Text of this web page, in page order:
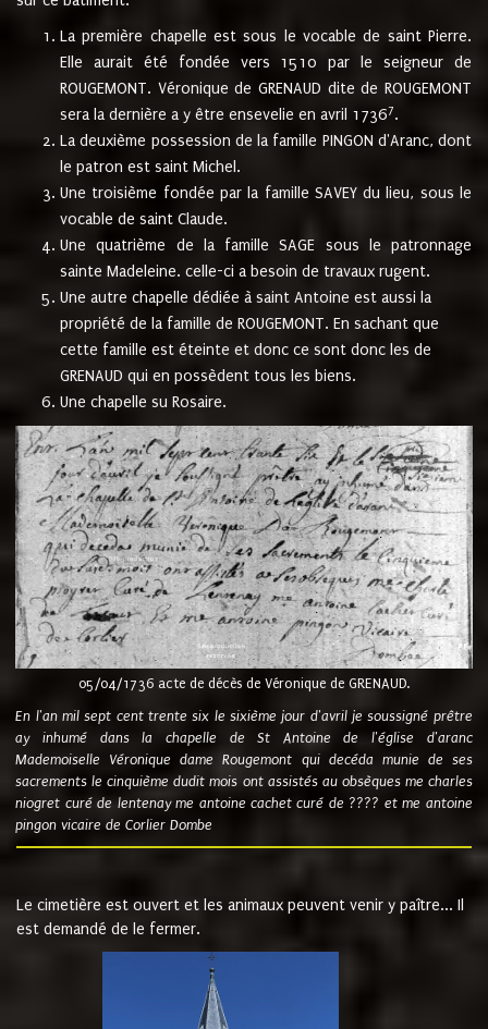
La première chapelle est sous le vocable de saint Pierre.
Elle aurait été fondée vers 1510 par le seigneur de
ROUGEMONT. Véronique de GRENAUD dite de ROUGEMONT
sera la dernière a y être ensevelie en avril 17367.
La deuxième possession de la famille PINGON d'Aranc, dont
le patron est saint Michel.
Une troisième fondée par la famille SAVEY du lieu, sous le
vocable de saint Claude.
Une quatrième de la famille SAGE sous le patronnage
sainte Madeleine. celle-ci a besoin de travaux rugent.
Une autre chapelle dédiée à saint Antoine est aussi la
propriété de la famille de ROUGEMONT. En sachant que
cette famille est éteinte et donc ce sont donc les de
GRENAUD qui en possèdent tous les biens.
Une chapelle su Rosaire.
05/04/1736 acte de décès de Véronique de GRENAUD.
En l'an mil sept cent trente six le sixième jour d'avril je soussigné prêtre
ay inhumé dans la chapelle de St Antoine de l'église d'aranc
Mademoiselle Véronique dame Rougemont qui decéda munie de ses
sacrements le cinquième dudit mois ont assistés au obsèques me charles
niogret curé de lentenay me antoine cachet curé de ???? et me antoine
pingon vicaire de Corlier Dombe
Le cimetière est ouvert et les animaux peuvent venir y paître... Il
est demandé de le fermer.